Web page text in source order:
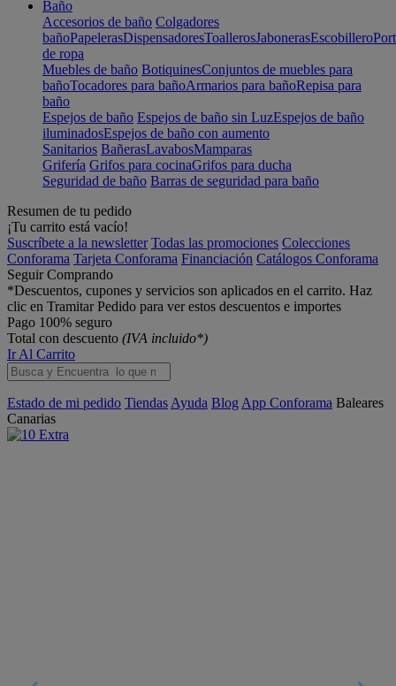
Baño
Accesorios de baño Colgadores
bañoPapelerasDispensadoresToallerosJabonerasEscobillero
de ropa
Muebles de baño BotiquinesConjuntos de muebles para
bañoTocadores para bañoArmarios para bañoRepisa para
baño
Espejos de baño Espejos de baño sin LuzEspejos de baño
iluminadosEspejos de baño con aumento
Sanitarios BañerasLavabosMamparas
Grifería Grifos para cocinaGrifos para ducha
Seguridad de baño Barras de seguridad para baño
Resumen de tu pedido
¡Tu carrito está vacío!
Suscríbete a la newsletter Todas las promociones Colecciones
Conforama Tarjeta Conforama Financiación Catálogos Conforama
Seguir Comprando
*Descuentos, cupones y servicios son aplicados en el carrito. Haz
clic en Tramitar Pedido para ver estos descuentos e importes
Pago 100% seguro
Total con descuento (IVA incluido*)
Ir Al Carrito
Estado de mi pedido Tiendas Ayuda Blog App Conforama Baleares
Canarias